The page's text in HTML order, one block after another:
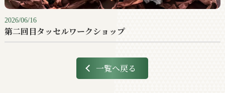
2026/06/16
第二回目タッセルワークショップ
一覧へ戻る